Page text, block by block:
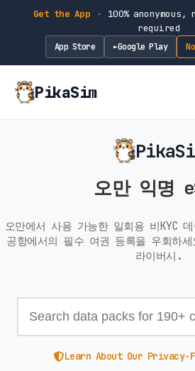
Get the App ·
100%
required
App Store ►Google Play
PikaSim
오만 익명
오만에서 사용 가능한 일회용 비KYC
공항에서의 필수 여권 등록을 우회하
라이버시.
Learn About Our Privacy-